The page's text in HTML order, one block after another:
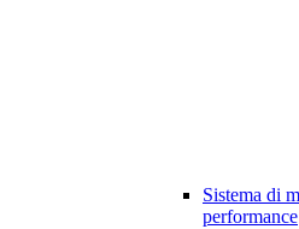
Sistema di
performance